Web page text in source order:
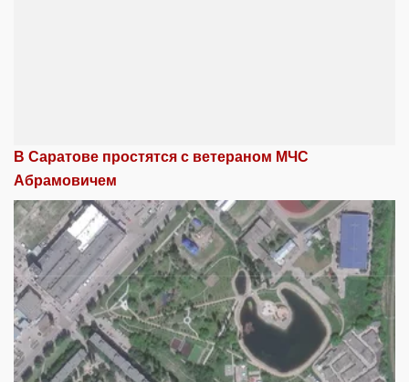
В Саратове простятся с ветераном МЧС
Абрамовичем